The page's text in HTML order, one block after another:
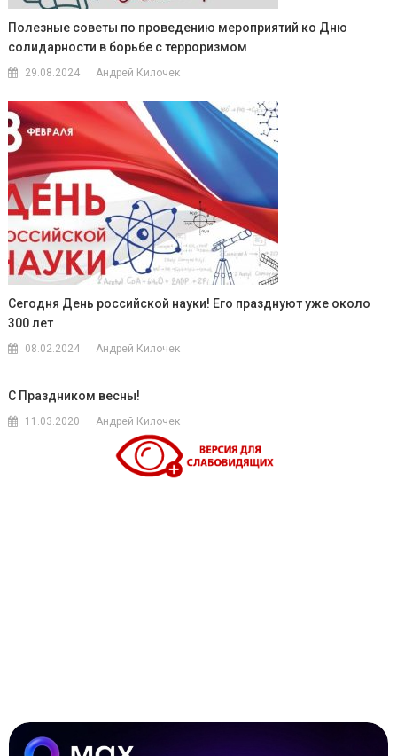
Полезные советы по проведению мероприятий ко Дню
солидарности в борьбе с терроризмом
29.08.2024 Андрей Килочек
Сегодня День российской науки! Его празднуют уже около
300 лет
08.02.2024 Андрей Килочек
С Праздником весны!
11.03.2020 Андрей Килочек